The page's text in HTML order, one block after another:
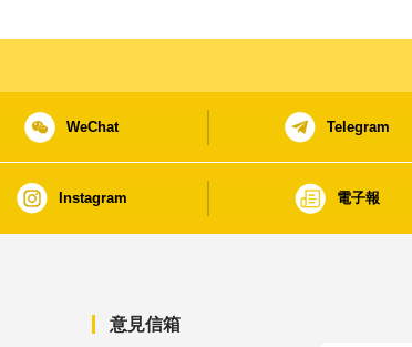
WeChat Telegram
Instagram 電子報
意見信箱